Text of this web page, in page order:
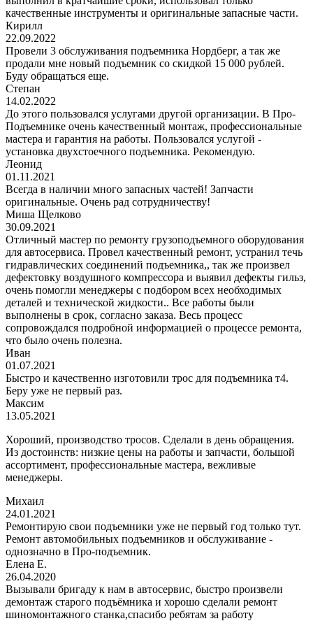
качественные инструменты и оригинальные запасные части.
Кирилл
22.09.2022
Провели 3 обслуживания подъемника Нордберг, а так же
продали мне новый подъемник со скидкой 15 000 рублей.
Буду обращаться еще.
Степан
14.02.2022
До этого пользовался услугами другой организации. В Про-
Подъемнике очень качественный монтаж, профессиональные
мастера и гарантия на работы. Пользовался услугой -
установка двухстоечного подъемника. Рекомендую.
Леонид
01.11.2021
Всегда в наличии много запасных частей! Запчасти
оригинальные. Очень рад сотрудничеству!
Миша Щелково
30.09.2021
Отличный мастер по ремонту грузоподъемного оборудования
для автосервиса. Провел качественный ремонт, устранил течь
гидравлических соединений подъемника,, так же произвел
дефектовку воздушного компрессора и выявил дефекты гильз,
очень помогли менеджеры с подбором всех необходимых
деталей и технической жидкости.. Все работы были
выполнены в срок, согласно заказа. Весь процесс
сопровождался подробной информацией о процессе ремонта,
что было очень полезна.
Иван
01.07.2021
Быстро и качественно изготовили трос для подъемника т4.
Беру уже не первый раз.
Максим
13.05.2021
Хороший, производство тросов. Сделали в день обращения.
Из достоинств: низкие цены на работы и запчасти, большой
ассортимент, профессиональные мастера, вежливые
менеджеры.
Михаил
24.01.2021
Ремонтирую свои подъемники уже не первый год только тут.
Ремонт автомобильных подъемников и обслуживание -
однозначно в Про-подъемник.
Елена Е.
26.04.2020
Вызывали бригаду к нам в автосервис, быстро произвели
демонтаж старого подъёмника и хорошо сделали ремонт
шиномонтажного станка,спасибо ребятам за работу